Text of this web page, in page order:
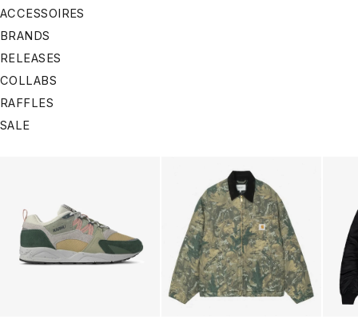
ACCESSOIRES
BRANDS
RELEASES
COLLABS
RAFFLES
SALE